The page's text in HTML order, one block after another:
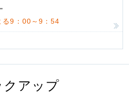
る9：00～9：54
クアップ